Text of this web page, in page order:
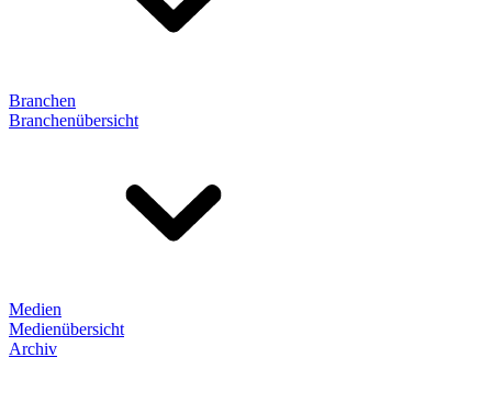
Branchen
Branchenübersicht
Medien
Medienübersicht
Archiv